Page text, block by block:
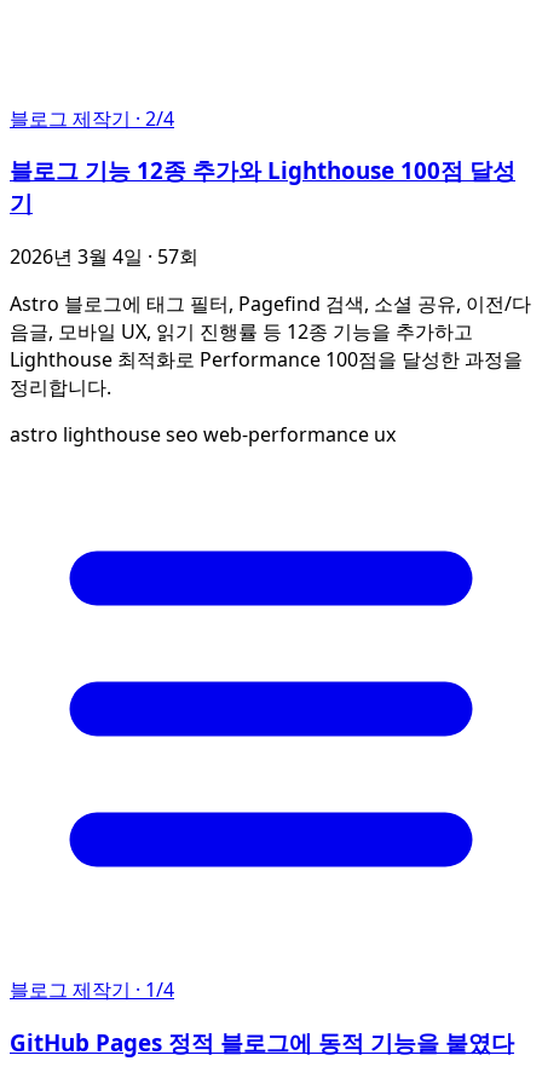
블로그 제작기 · 2/4
블로그 기능 12종 추가와 Lighthouse 100점 달성
기
2026년 3월 4일 · 57회
Astro 블로그에 태그 필터, Pagefind 검색, 소셜 공유, 이전/다
음글, 모바일 UX, 읽기 진행률 등 12종 기능을 추가하고
Lighthouse 최적화로 Performance 100점을 달성한 과정을
정리합니다.
astro lighthouseseo web-performance ux
블로그 제작기 · 1/4
GitHub Pages 정적 블로그에 동적 기능을 붙였다